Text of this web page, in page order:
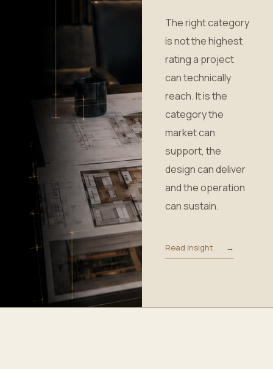
The right category
is not the highest
rating a project
can technically
reach. It is the
category the
market can
support, the
design can deliver
and the operation
can sustain.
Read insight →